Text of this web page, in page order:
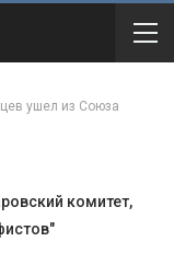
ушел из Союза
комитет,